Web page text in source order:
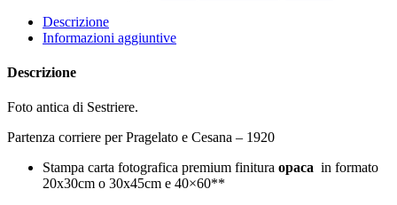
Descrizione
Informazioni aggiuntive
Descrizione
Foto antica di Sestriere.
Partenza corriere per Pragelato e Cesana – 1920
Stampa carta fotografica premium finitura opaca in formato
20x30cm o 30x45cm e 40×60**